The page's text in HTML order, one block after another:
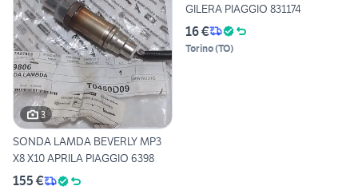
3
SONDA LAMDA BEVERLY MP3
X8 X10 APRILA PIAGGIO 6398
155 €
GILERA PIAGGIO 831174
16 €
Torino(TO)